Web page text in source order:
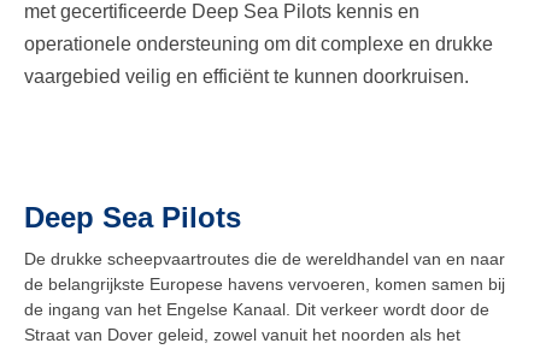
met gecertificeerde Deep Sea Pilots kennis en
operationele ondersteuning om dit complexe en drukke
vaargebied veilig en efficiënt te kunnen doorkruisen.
Deep Sea Pilots
De drukke scheepvaartroutes die de wereldhandel van en naar
de belangrijkste Europese havens vervoeren, komen samen bij
de ingang van het Engelse Kanaal. Dit verkeer wordt door de
Straat van Dover geleid, zowel vanuit het noorden als het